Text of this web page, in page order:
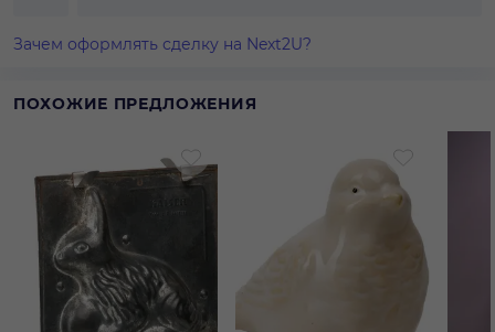
Зачем оформлять сделку на Next2U?
ПОХОЖИЕ ПРЕДЛОЖЕНИЯ